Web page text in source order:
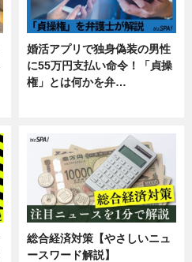
婚活アプリで独身偽装の男性
に55万円支払い命令！「貞操
権」とは何かを弁…
総合経済対策【やさしいニュ
ースワード解説】